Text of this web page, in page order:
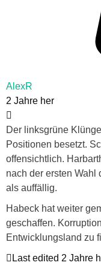
AlexR
2 Jahre her
Der linksgrüne
Positionen besetzt.
offensichtlich.
nach der ersten Wahl
als auffällig.
Habeck hat weiter
geschaffen.
Entwicklungsland zu
Last edited 2 Jahre